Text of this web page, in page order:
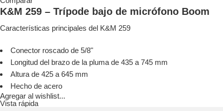
K&M 259 – Trípode bajo de micrófono Boom
Características principales del K&M 259
Conector roscado de 5/8"
Longitud del brazo de la pluma de 435 a 745 mm
Altura de 425 a 645 mm
Hecho de acero
Agregar al wishlist...
Vista rápida